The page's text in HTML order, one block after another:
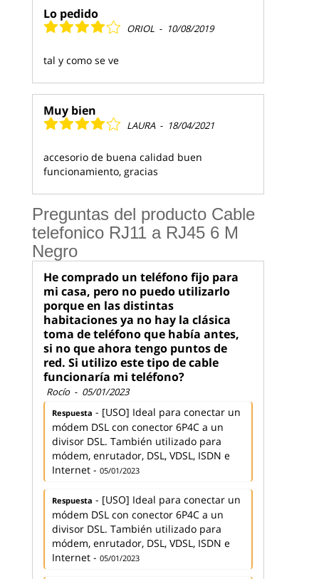
Lo pedido
ORIOL - 10/08/2019
tal y como se ve
Muy bien
LAURA - 18/04/2021
accesorio de buena calidad buen
funcionamiento, gracias
Preguntas del producto Cable
telefonico RJ11 a RJ45 6 M
Negro
He comprado un teléfono fijo para
mi casa, pero no puedo utilizarlo
porque en las distintas
habitaciones ya no hay la clásica
toma de teléfono que había antes,
si no que ahora tengo puntos de
red. Si utilizo este tipo de cable
funcionaría mi teléfono?
Rocío - 05/01/2023
Respuesta - [USO] Ideal para conectar un
módem DSL con conector 6P4C a un
divisor DSL. También utilizado para
módem, enrutador, DSL, VDSL, ISDN e
Internet - 05/01/2023
Respuesta - [USO] Ideal para conectar un
módem DSL con conector 6P4C a un
divisor DSL. También utilizado para
módem, enrutador, DSL, VDSL, ISDN e
Internet - 05/01/2023